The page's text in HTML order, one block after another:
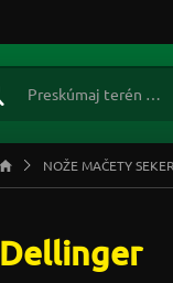
NOŽE MAČETY
Dellinger